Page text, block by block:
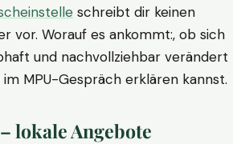
schreibt dir keinen
vor. Worauf es ankommt:, ob sich
und nachvollziehbar verändert
MPU-Gespräch erklären kannst.
lokale Angebote